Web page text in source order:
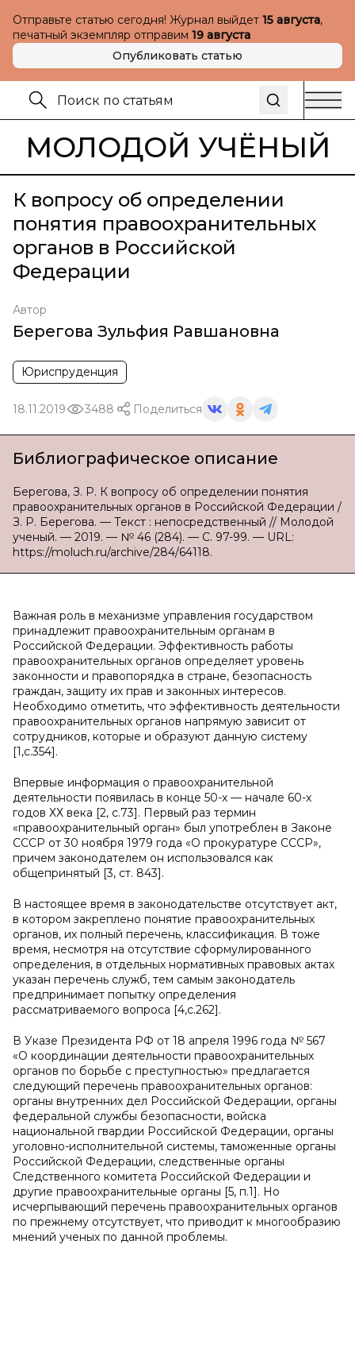
Отправьте статью сегодня! Журнал выйдет 15 августа,
печатный экземпляр отправим 19 августа
Опубликовать статью
МОЛОДОЙ УЧЁНЫЙ
К вопросу об определении
понятия правоохранительных
органов в Российской
Федерации
Автор
Берегова Зульфия Равшановна
Юриспруденция
18.11.2019 3488 Поделиться
Библиографическое описание
Берегова, З. Р. К вопросу об определении понятия
правоохранительных органов в Российской Федерации /
З. Р. Берегова. — Текст : непосредственный // Молодой
ученый. — 2019. — № 46 (284). — С. 97-99. — URL:
https://moluch.ru/archive/284/64118.
Важная роль в механизме управления государством
принадлежит правоохранительным органам в
Российской Федерации. Эффективность работы
правоохранительных органов определяет уровень
законности и правопорядка в стране, безопасность
граждан, защиту их прав и законных интересов.
Необходимо отметить, что эффективность деятельности
правоохранительных органов напрямую зависит от
сотрудников, которые и образуют данную систему
[1,с.354].
Впервые информация о правоохранительной
деятельности появилась в конце 50-х — начале 60-х
годов ХХ века [2, с.73]. Первый раз термин
«правоохранительный орган» был употреблен в Законе
СССР от 30 ноября 1979 года «О прокуратуре СССР»,
причем законодателем он использовался как
общепринятый [3, ст. 843].
В настоящее время в законодательстве отсутствует акт,
в котором закреплено понятие правоохранительных
органов, их полный перечень, классификация. В тоже
время, несмотря на отсутствие сформулированного
определения, в отдельных нормативных правовых актах
указан перечень служб, тем самым законодатель
предпринимает попытку определения
рассматриваемого вопроса [4,с.262].
В Указе Президента РФ от 18 апреля 1996 года № 567
«О координации деятельности правоохранительных
органов по борьбе с преступностью» предлагается
следующий перечень правоохранительных органов:
органы внутренних дел Российской Федерации, органы
федеральной службы безопасности, войска
национальной гвардии Российской Федерации, органы
уголовно-исполнительной системы, таможенные органы
Российской Федерации, следственные органы
Следственного комитета Российской Федерации и
другие правоохранительные органы [5, п.1]. Но
исчерпывающий перечень правоохранительных органов
по прежнему отсутствует, что приводит к многообразию
мнений ученых по данной проблемы.